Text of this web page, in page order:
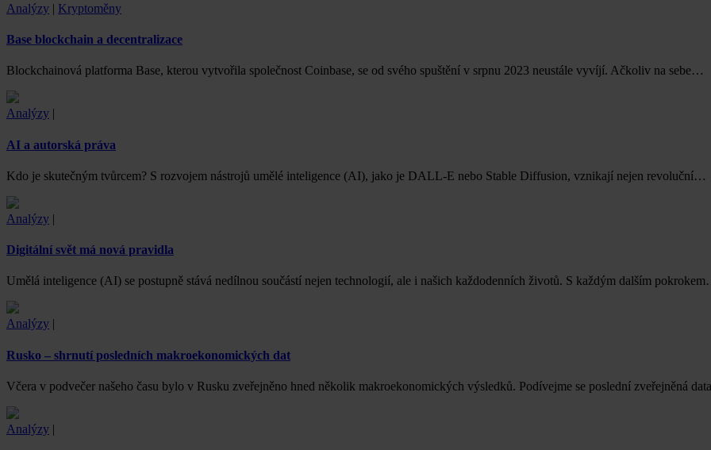
Analýzy | Kryptoměny
Base blockchain a decentralizace
Blockchainová platforma Base, kterou vytvořila společnost Coinbase, se od svého spuštění v srpnu 2023 neustále vyvíjí. Ačkoliv na sebe…
Analýzy |
AI a autorská práva
Kdo je skutečným tvůrcem? S rozvojem nástrojů umělé inteligence (AI), jako je DALL-E nebo Stable Diffusion, vznikají nejen revoluční…
Analýzy |
Digitální svět má nová pravidla
Umělá inteligence (AI) se postupně stává nedílnou součástí nejen technologií, ale i našich každodenních životů. S každým dalším
Analýzy
Rusko – shrnutí posledních makroekonomických dat
Včera v podvečer našeho času bylo v Rusku zveřejněno hned několik makroekonomických výsledků. Podívejme se poslední zveřejněná
Analýzy |